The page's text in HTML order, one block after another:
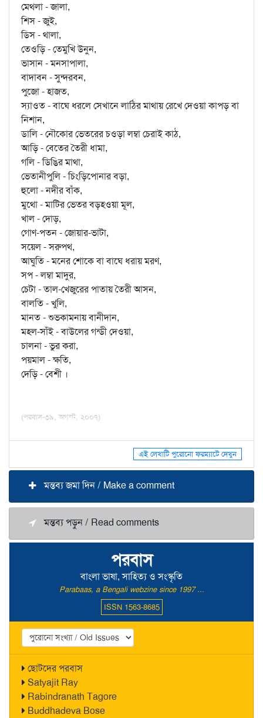
পরবাস
বাংলা ভাষা, সাহিত্য ও সংস্কৃতি
Parabaas, a Bengali webzine since 1997 ...
ISSN 1563-8685
ছোটদের পরবাস
Satyajit Ray
Rabindranath Tagore
Buddhadeva Bose
মেথলা - জালা,
শিস - জুই,
ডিস - থালা,
তেওড়ি - তেমুখি উনুন,
ভাসান - মনসাপালা,
বাদাবন - সুন্দরবন,
পুজো - হাজত,
স্যাওত - বাঘে ধরলে সেখানে লাঠির মাথায় রেখে দেওয়া কাপড় বা
নিশান,
ডালি - নৌকোর ভেতরের চওড়া লম্বা চেরাই কাঠ,
আড়ি - বেতের তৈরী ধামা,
গলি - ডিঙির মাথা,
ভেতানীপুলি - চিংড়িপোনার বড়া,
হুলো - নদীর বাঁক,
মুথো - মাটির ভেতর বড়হওয়া মূল,
খাল - দোড়,
গোণ-পতন - জোয়ার-ভাটা,
সয়েল - সরুপথ,
আঘুতি - মনের শোকে বা বাঘে ধরায় মরণ,
সপ - লম্বা মাদুর,
চেটা - তাল-খেজুরের পাতায় তৈরী আসন,
বালতি - খুলি,
মানত - শুভকামনায় বানীদান,
মহল-সাঁই - বাউলের গন্ডী দেওয়া,
চালনা - ভুর করা,
পয়মাল - ক্ষতি,
দেড়ি - বেশী ।
(পরবাস-৩৯, অগস্ট, ২০০৭)
এই লেখাটি পুরোনো ফরম্যাটে দেখুন
মন্তব্য জমা দিন / Make a comment
মন্তব্য পড়ুন / Read comments